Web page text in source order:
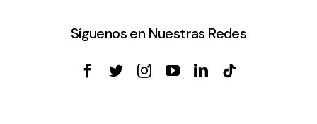
Síguenos en Nuestras Redes